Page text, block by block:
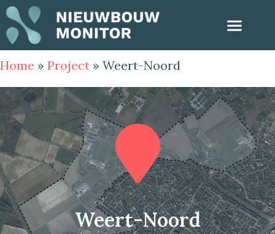
Home » Project » Weert-Noord
Weert-Noord